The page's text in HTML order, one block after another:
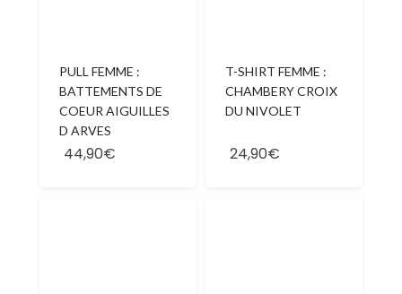
PULL FEMME :
BATTEMENTS DE
COEUR AIGUILLES
D ARVES
44,90€
T-SHIRT FEMME :
CHAMBERY CROIX
DU NIVOLET
24,90€